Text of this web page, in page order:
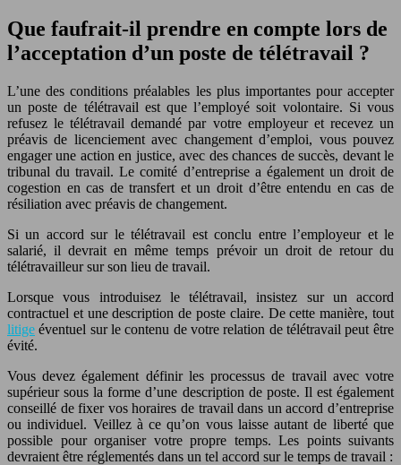
Que faufrait-il prendre en compte lors de
l’acceptation d’un poste de télétravail ?
L’une des conditions préalables les plus importantes pour accepter
un poste de télétravail est que l’employé soit volontaire. Si vous
refusez le télétravail demandé par votre employeur et recevez un
préavis de licenciement avec changement d’emploi, vous pouvez
engager une action en justice, avec des chances de succès, devant le
tribunal du travail. Le comité d’entreprise a également un droit de
cogestion en cas de transfert et un droit d’être entendu en cas de
résiliation avec préavis de changement.
Si un accord sur le télétravail est conclu entre l’employeur et le
salarié, il devrait en même temps prévoir un droit de retour du
télétravailleur sur son lieu de travail.
Lorsque vous introduisez le télétravail, insistez sur un accord
contractuel et une description de poste claire. De cette manière, tout
litige éventuel sur le contenu de votre relation de télétravail peut être
évité.
Vous devez également définir les processus de travail avec votre
supérieur sous la forme d’une description de poste. Il est également
conseillé de fixer vos horaires de travail dans un accord d’entreprise
ou individuel. Veillez à ce qu’on vous laisse autant de liberté que
possible pour organiser votre propre temps. Les points suivants
devraient être réglementés dans un tel accord sur le temps de travail :